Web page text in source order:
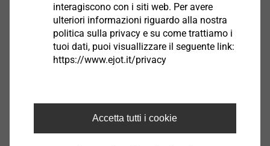
Tasselli e viti in acciaio e
fissaggio chimico
interagiscono con i siti web. Per avere
ulteriori informazioni riguardo alla nostra
politica sulla privacy e su come trattiamo i
tuoi dati, puoi visuallizzare il seguente link:
https://www.ejot.it/privacy
Accetta tutti i cookie